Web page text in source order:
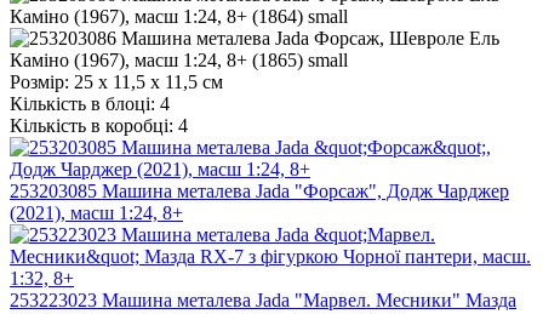
Розмір: 25 х 11,5 х 11,5 см
Кількість в блоці: 4
Кількість в коробці: 4
253203085 Машина металева Jada "Форсаж", Додж Чарджер
(2021), масш 1:24, 8+
253223023 Машина металева Jada "Марвел. Месники" Мазда